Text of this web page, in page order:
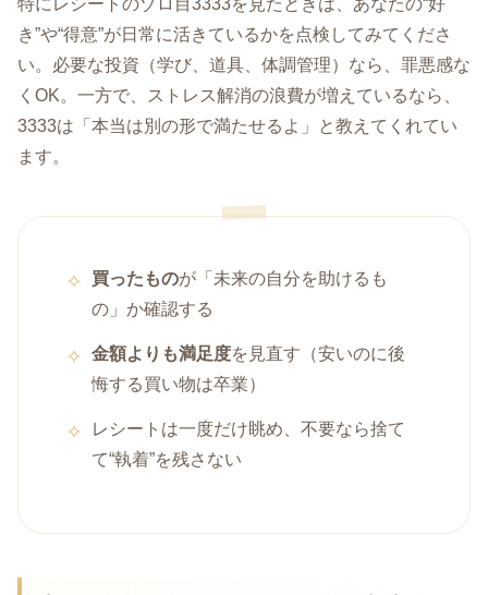
特にレシートのゾロ目3333を見たときは、あなたの“好
き”や“得意”が日常に活きているかを点検してみてくださ
い。必要な投資（学び、道具、体調管理）なら、罪悪感な
くOK。一方で、ストレス解消の浪費が増えているなら、
3333は「本当は別の形で満たせるよ」と教えてくれてい
ます。
買ったものが「未来の自分を助けるも
の」か確認する
金額よりも満足度を見直す（安いのに後
悔する買い物は卒業）
レシートは一度だけ眺め、不要なら捨て
て“執着”を残さない